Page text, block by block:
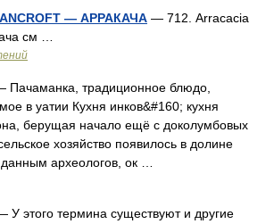
— АРРАКАЧА — 712. Arracacia
см …
Пачаманка, традиционное блюдо,
в уатии Кухня инков&#160; кухня
берущая начало ещё с доколумбовых
хозяйство появилось в долине
археологов, ок …
У этого термина существуют и другие